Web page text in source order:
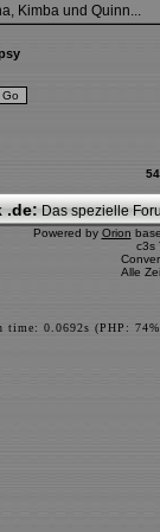
Kimba und Quinn...
.de: Das spezielle
Powered by Orion
c3s
Alle
time: 0.0692s (PHP: